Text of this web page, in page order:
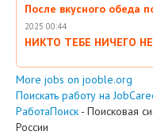
После вкусного обеда
2025 00:44
НИКТО ТЕБЕ НИЧЕГО
More jobs on jooble.org
Поискать работу на
РаботаПоиск - Поисковая
России